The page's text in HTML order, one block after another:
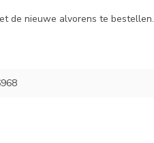
de nieuwe alvorens te bestellen.